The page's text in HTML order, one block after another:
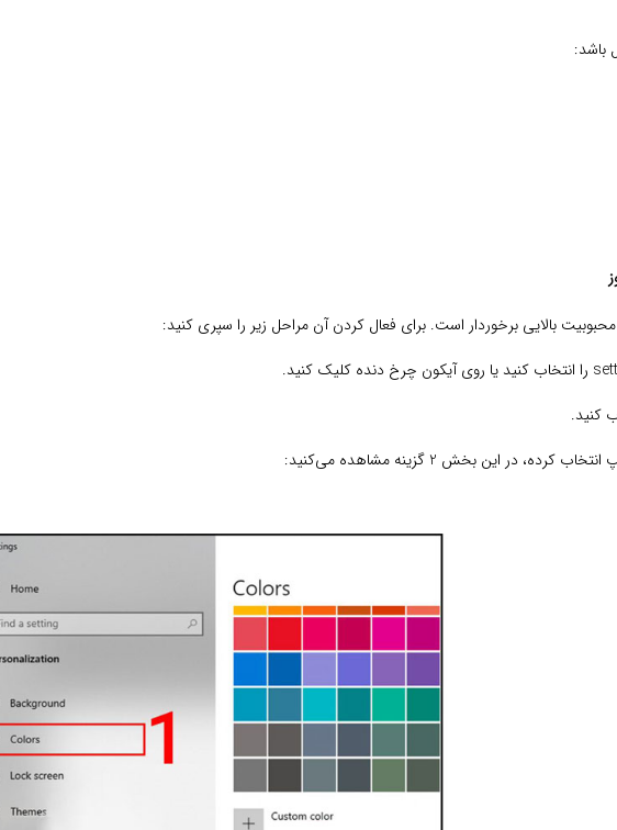
باشد:
محبوبیت بالایی برخوردار است. برای فعال کردن آن مراحل زیر را سپری کنید: